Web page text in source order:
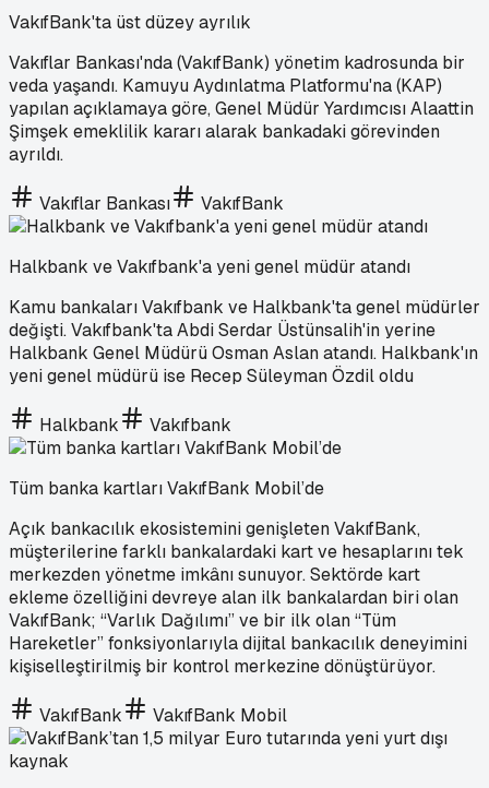
VakıfBank'ta üst düzey ayrılık
Vakıflar Bankası'nda (VakıfBank) yönetim kadrosunda bir
veda yaşandı. Kamuyu Aydınlatma Platformu'na (KAP)
yapılan açıklamaya göre, Genel Müdür Yardımcısı Alaattin
Şimşek emeklilik kararı alarak bankadaki görevinden
ayrıldı.
Vakıflar Bankası VakıfBank
Halkbank ve Vakıfbank'a yeni genel müdür atandı
Kamu bankaları Vakıfbank ve Halkbank'ta genel müdürler
değişti. Vakıfbank'ta Abdi Serdar Üstünsalih'in yerine
Halkbank Genel Müdürü Osman Aslan atandı. Halkbank'ın
yeni genel müdürü ise Recep Süleyman Özdil oldu
Halkbank Vakıfbank
Tüm banka kartları VakıfBank Mobil’de
Açık bankacılık ekosistemini genişleten VakıfBank,
müşterilerine farklı bankalardaki kart ve hesaplarını tek
merkezden yönetme imkânı sunuyor. Sektörde kart
ekleme özelliğini devreye alan ilk bankalardan biri olan
VakıfBank; “Varlık Dağılımı” ve bir ilk olan “Tüm
Hareketler” fonksiyonlarıyla dijital bankacılık deneyimini
kişiselleştirilmiş bir kontrol merkezine dönüştürüyor.
VakıfBank VakıfBank Mobil